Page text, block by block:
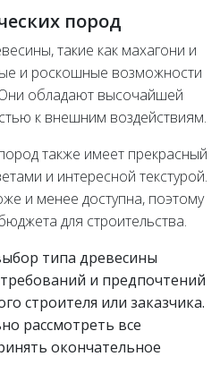
пород
такие как махагони и
и роскошные возможности
обладают высочайшей
к внешним воздействиям.
также имеет прекрасный
и интересной текстурой.
и менее доступна, поэтому
для строительства.
типа древесины
и предпочтений
строителя или заказчика.
рассмотреть все
окончательное